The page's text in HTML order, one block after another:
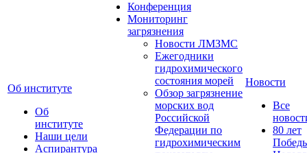
Об институте
Об
институте
Наши цели
Аспирантура
Конференция
Мониторинг
загрязнения
Новости ЛМЗМС
Ежегодники
гидрохимического
состояния морей
Обзор загрязнение
морских вод
Российской
Федерации по
гидрохимическим
Новости
Все
80 лет